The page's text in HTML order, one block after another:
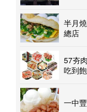
半月
總店
57夯
吃到飽
一中